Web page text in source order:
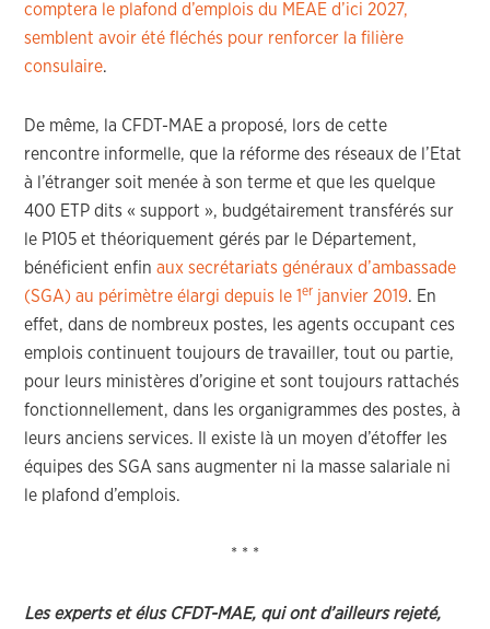
comptera le plafond d’emplois du MEAE d’ici 2027,
semblent avoir été fléchés pour renforcer la filière
consulaire.
De même, la CFDT-MAE a proposé, lors de cette
rencontre informelle, que la réforme des réseaux de l’Etat
à l’étranger soit menée à son terme et que les quelque
400 ETP dits « support », budgétairement transférés sur
le P105 et théoriquement gérés par le Département,
bénéficient enfinaux secrétariats généraux d’ambassade
(SGA) au périmètre élargi depuis le 1er janvier 2019. En
effet, dans de nombreux postes, les agents occupant ces
emplois continuent toujours de travailler, tout ou partie,
pour leurs ministères d’origine et sont toujours rattachés
fonctionnellement, dans les organigrammes des postes, à
leurs anciens services. Il existe là un moyen d’étoffer les
équipes des SGA sans augmenter ni la masse salariale ni
le plafond d’emplois.
* * *
Les experts et élus CFDT-MAE, qui ont d’ailleurs rejeté,